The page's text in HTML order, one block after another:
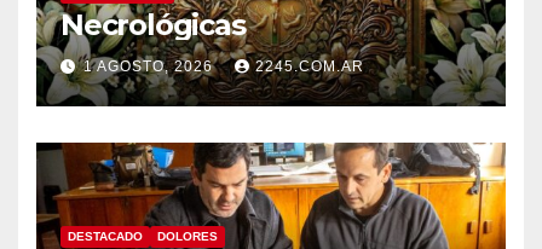
Necrológicas
1 AGOSTO, 2026 2245.COM.AR
DESTACADO DOLORES